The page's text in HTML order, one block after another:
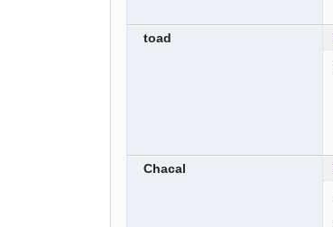
toad
Chacal